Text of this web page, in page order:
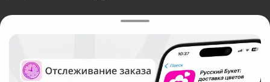
Служба круглосуточной доставки цветов в Москве
Русский Букет, 2026
Общество с ограниченной ответственностью «Технология»
ОГРН: 1195476081745, ИНН: 5410081997